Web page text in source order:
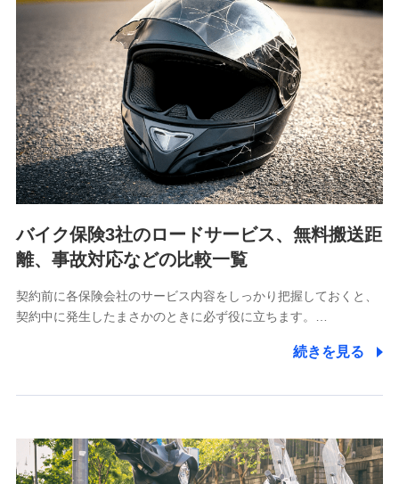
合を除き、第三者に提供いたしません。
業務の委託
当社は利用目的の達成に必要な範囲内において個人情報
の取り扱いの全部または一部を委託する場合がありま
す。
個人データの共同利用
当社は株式会社NTTドコモとの間で、以下のとおり個
【共同して利用される利用データの項目】
取得した、以下の情報などの個人データ
氏名、電話番号、メールアドレス、お客さまの識別子、属
当社又は株式会社NTTドコモが提供する各種サービスなどの
ご契約・ご利用などに関する情報。例として、当社又は株式
会社NTTドコモが提供する各種サービスのご契約状態・ご利
バイク保険3社のロードサービス、無料搬送距
離、事故対応などの比較一覧
契約前に各保険会社のサービス内容をしっかり把握しておくと、
契約中に発生したまさかのときに必ず役に立ちます。…
続きを見る